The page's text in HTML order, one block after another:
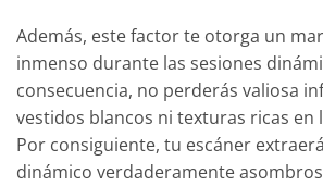
Además, este factor te otorga un
inmenso durante las sesiones
consecuencia, no perderás valiosa
vestidos blancos ni texturas ricas en
Por consiguiente, tu escáner
dinámico verdaderamente